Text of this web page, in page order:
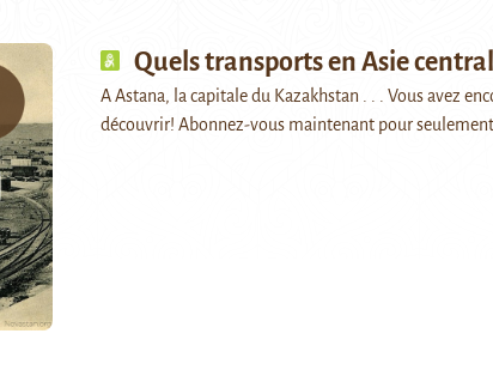
Quels transports en Asie
A Astana, la capitale du Kazakhstan . . . Vous avez
découvrir! Abonnez-vous maintenant pour